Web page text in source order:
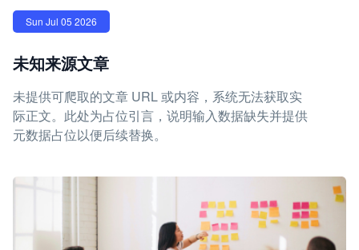
Sun Jul 05 2026
未知来源文章
未提供可爬取的文章 URL 或内容，系统无法获取实
际正文。此处为占位引言，说明输入数据缺失并提供
元数据占位以便后续替换。